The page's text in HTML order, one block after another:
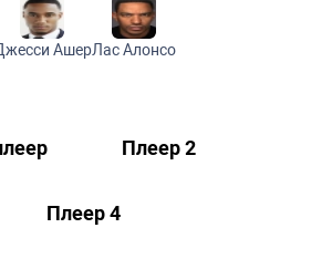
АшерЛас Алонсо
Плеер 2
Плеер 4